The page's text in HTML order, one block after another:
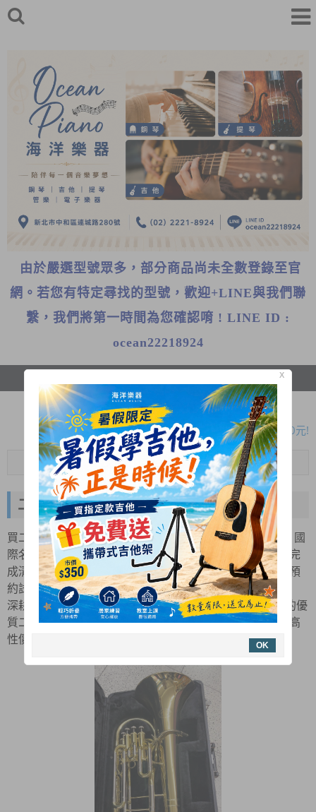
由於嚴選型號眾多，部分商品尚未全數登錄至官
網。若您有特定尋找的型號，歡迎+LINE與我們聯
繫，我們將第一時間為您確認唷 ! LINE ID :
ocean22218924
暑假限定!購買指定款吉他免費送攜帶式吉他架!
木吉他大保養原價1050元 7-8月優惠方案只要780元!
全新二胡 本月優惠一律8折!
暑假限定!購買指定款吉他免費送攜帶式吉他架!
專業鋼琴到府調音、保養服務~ 歡迎來電預約!
暑假限定!購買指定款吉他免費送攜帶式吉他架!
木吉他大保養原價1050元 7-8月優惠方案只要780元!
全新二胡 本月優惠一律8折!
暑假限定!購買指定款吉他免費送攜帶式吉他架!
專業鋼琴到府調音、保養服務~ 歡迎來電預約!
Menu
二手薩克斯風 小號 長號 上低音號
買二手管樂首選海洋樂器！嚴選 Yamaha、台灣Jupiter 、國
際名廠中古進階管樂與薩克斯風。全琴經由專業管樂技師完
成清潔。新北中和門市現貨供應、附設專屬停車場，歡迎預
約試吹！
深耕在地 40 年的海洋樂器，為您精選各大國際主流大廠的優
質二手管樂規格，讓您用小資族的親民預算，輕鬆帶回極高
性價比的夢幻好琴！
X
OK